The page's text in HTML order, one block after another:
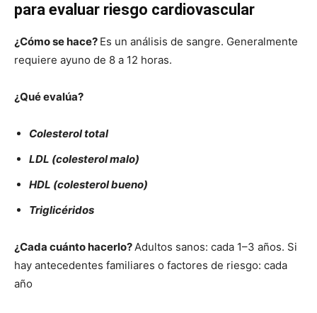
para evaluar riesgo cardiovascular
¿Cómo se hace? Es un análisis de sangre. Generalmente
requiere ayuno de 8 a 12 horas.
¿Qué evalúa?
Colesterol total
LDL (colesterol malo)
HDL (colesterol bueno)
Triglicéridos
¿Cada cuánto hacerlo?Adultos sanos: cada 1–3 años. Si
hay antecedentes familiares o factores de riesgo: cada
año